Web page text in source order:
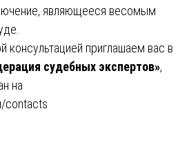
являющееся весомым
консультацией приглашаем вас в
судебных экспертов»,
на
contacts